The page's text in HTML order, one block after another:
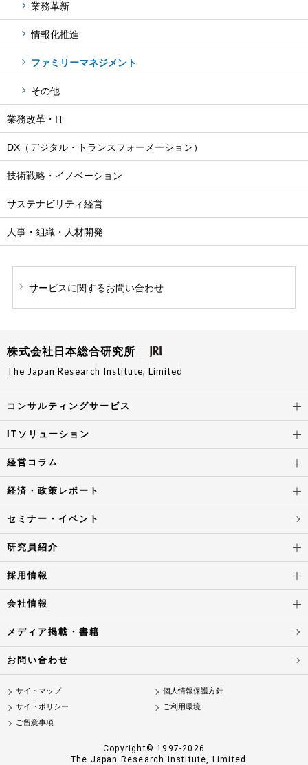
業務革新
情報化推進
ファミリーマネジメント
その他
業務改革・IT
DX（デジタル・トランスフォーメーション）
技術戦略・イノベーション
サステナビリティ経営
人事・組織・人材開発
サービスに関するお問い合わせ
株式会社日本総合研究所
The Japan Research Institute, Limited
コンサルティングサービス
ITソリューション
経営コラム
経済・政策レポート
セミナー・イベント
研究員紹介
採用情報
会社情報
メディア掲載・書籍
お問い合わせ
サイトマップ
個人情報保護方針
サイトポリシー
ご利用環境
ご留意事項
Copyright© 1997-2026
The Japan Research Institute, Limited